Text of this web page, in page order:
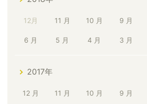
12月 11 月 10 月 9 月
6 月 5 月 4 月 3 月
2017年
12 月 11 月 10 月 9 月